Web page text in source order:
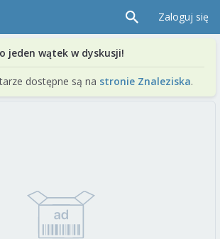
Zaloguj się
jeden wątek w dyskusji!
dostępne są na stronie Znaleziska.